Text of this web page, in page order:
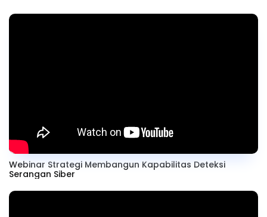
Webinar Strategi Membangun Kapabilitas Deteksi
Serangan Siber